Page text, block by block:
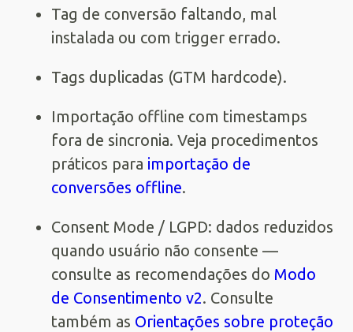
Tag de conversão faltando, mal
instalada ou com trigger errado.
Tags duplicadas (GTM hardcode).
Importação offline com timestamps
fora de sincronia. Veja procedimentos
práticos para importação de
conversões offline.
Consent Mode / LGPD: dados reduzidos
quando usuário não consente —
consulte as recomendações do Modo
de Consentimento v2. Consulte
também as Orientações sobre proteção